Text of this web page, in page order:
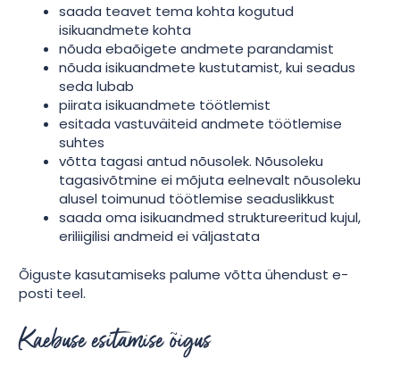
saada teavet tema kohta kogutud
isikuandmete kohta
nõuda ebaõigete andmete parandamist
nõuda isikuandmete kustutamist, kui seadus
seda lubab
piirata isikuandmete töötlemist
esitada vastuväiteid andmete töötlemise
suhtes
võtta tagasi antud nõusolek. Nõusoleku
tagasivõtmine ei mõjuta eelnevalt nõusoleku
alusel toimunud töötlemise seaduslikkust
saada oma isikuandmed struktureeritud kujul,
eriliigilisi andmeid ei väljastata
Õiguste kasutamiseks palume võtta ühendust e-
posti teel.
Kaebuse esitamise õigus